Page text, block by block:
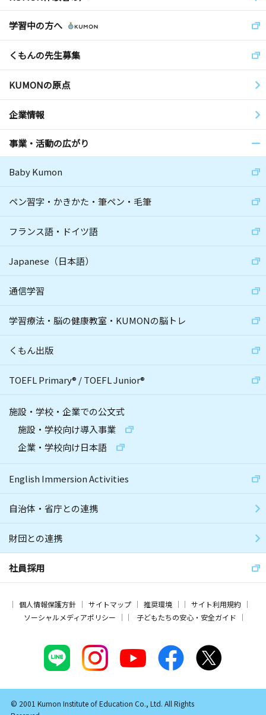
学習中の方へ
くもんの先生募集
KUMONの原点
企業情報
事業・活動の広がり
Baby Kumon
ペン習字・かきかた・筆ペン・毛筆
フランス語・ドイツ語
Japanese（日本語）
通信学習
学習療法・脳の健康教室・KUMONの脳トレ
くもん出版
TOEFL Primary® /TOEFL Junior®
施設・学校・企業での公文式
施設・学校向け導入事業
企業・学校向け日本語
English Immersion Activities
自治体・省庁との連携
財団との連携
社員採用
個人情報保護方針 サイトマップ 推奨環境
サイト利用規約
ソーシャルメディアポリシー
子どもたちの安心・安全ガイド
© 2001 Kumon Institute of Education Co., Ltd. All Rights